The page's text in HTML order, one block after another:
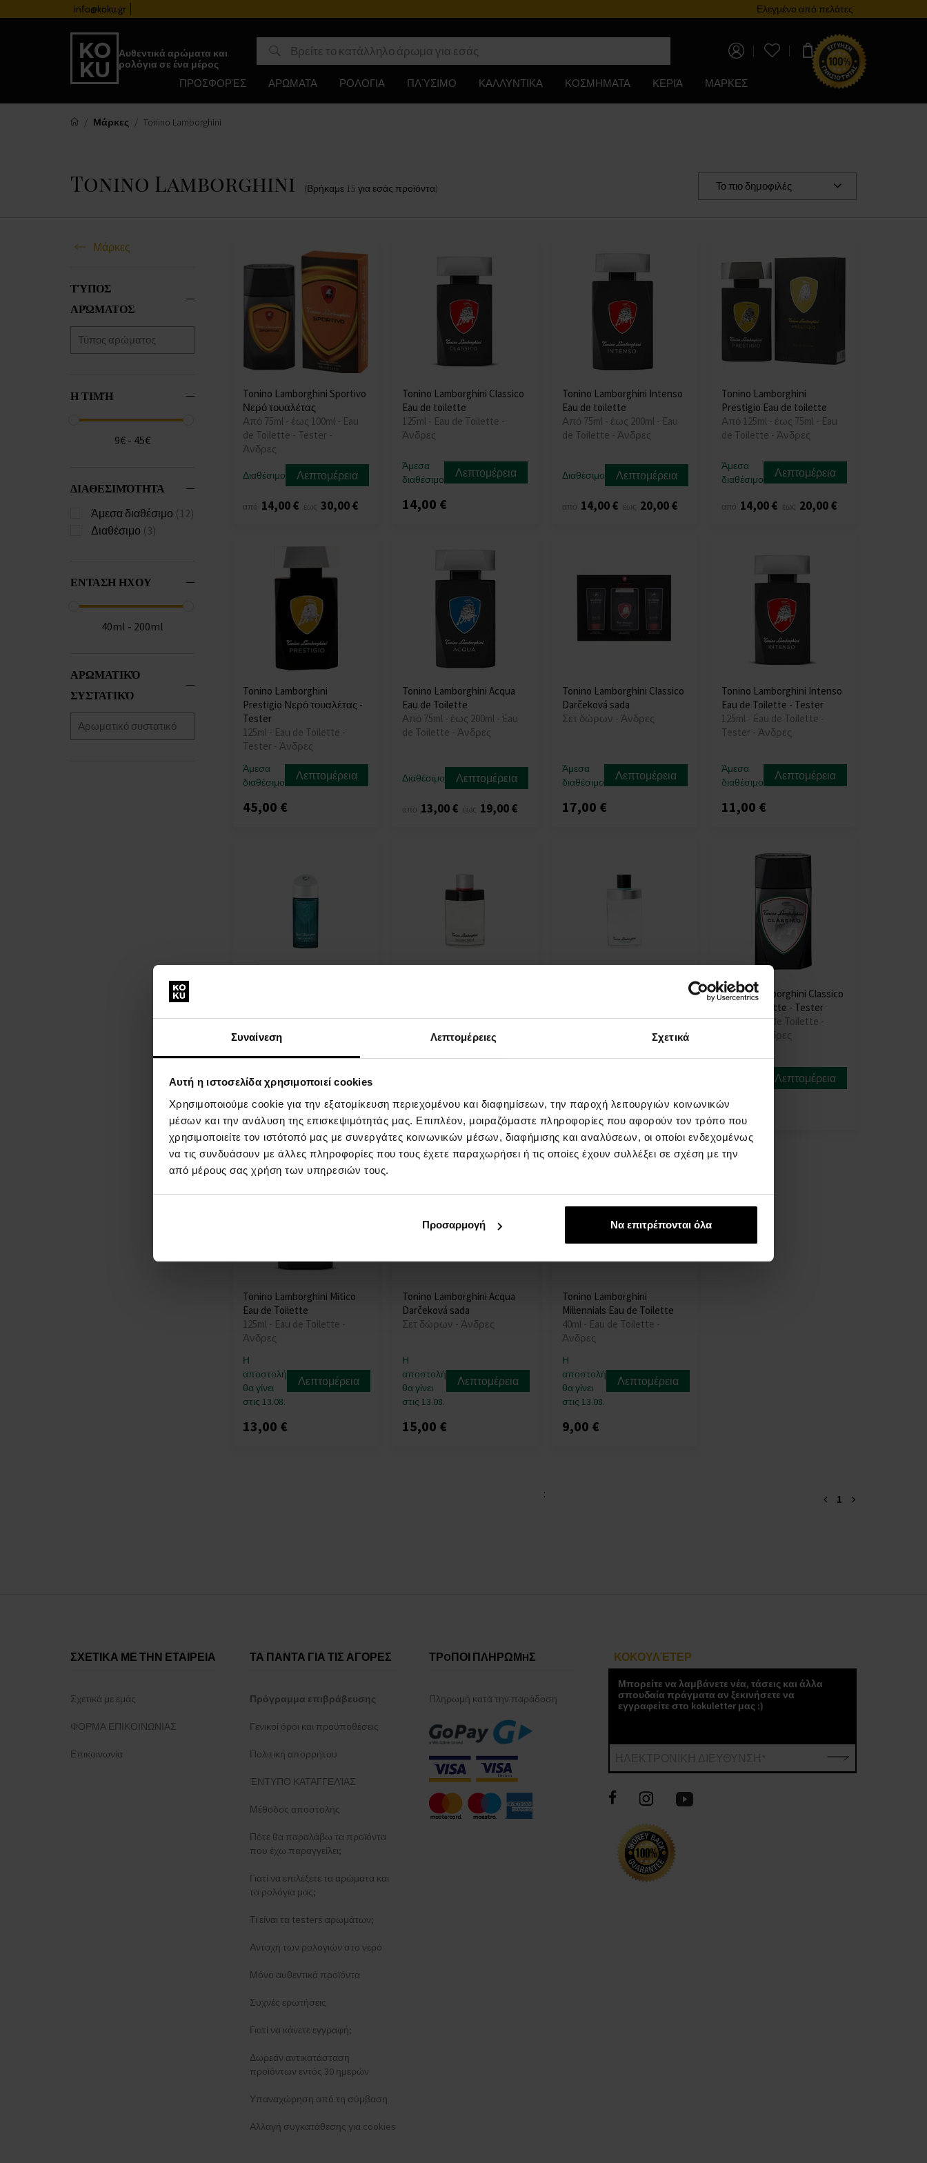
Συναίνεση Λεπτομέρειες Σχετικά
Αυτή η ιστοσελίδα χρησιμοποιεί cookies
Χρησιμοποιούμε cookie για την εξατομίκευση περιεχομένου και διαφημίσεων, την παροχή λειτουργιών κοινωνικών
μέσων και την ανάλυση της επισκεψιμότητάς μας. Επιπλέον, μοιραζόμαστε πληροφορίες που αφορούν τον τρόπο που
χρησιμοποιείτε τον ιστότοπό μας με συνεργάτες κοινωνικών μέσων, διαφήμισης και αναλύσεων, οι οποίοι ενδεχομένως
να τις συνδυάσουν με άλλες πληροφορίες που τους έχετε παραχωρήσει ή τις οποίες έχουν συλλέξει σε σχέση με την
από μέρους σας χρήση των υπηρεσιών τους.
Προσαρμογή Να επιτρέπονται όλα
info@koku.gr Πρόγραμμα επιβράβευσηςΕλεγμένο από πελάτες
Αυθεντικά αρώματα και
ρολόγια σε ένα μέρος
0,00 €
ΠΡΟΣΦΟΡΈΣ ΑΡΩΜΑΤΑ ΡΟΛΟΓΙΑ ΠΛΎΣΙΜΟ ΚΑΛΛΥΝΤΙΚΑ ΚΟΣΜΗΜΑΤΑ ΚΕΡΙΆ ΜΑΡΚΕΣ
Μάρκες Tonino Lamborghini
Tonino Lamborghini (Βρήκαμε 15 για εσάς προϊόντα) Το πιο δημοφιλές
Μάρκες
ΤΎΠΟΣ
ΑΡΏΜΑΤΟΣ
Η ΤΙΜΉ
9€ - 45€
ΔΙΑΘΕΣΙΜΌΤΗΤΑ
Άμεσα διαθέσιμο (12)
Διαθέσιμο (3)
ΕΝΤΑΣΗ ΗΧΟΥ
40ml - 200ml
ΑΡΩΜΑΤΙΚΌ
ΣΥΣΤΑΤΙΚΌ
Tonino Lamborghini Sportivo
Νερό τουαλέτας
Από 75ml - έως 100ml - Eau
de Toilette - Tester -
Άνδρες
Διαθέσιμο Λεπτομέρεια
από 14,00 € έως 30,00 €
Tonino Lamborghini Classico
Eau de toilette
125ml - Eau de Toilette -
Άνδρες
Άμεσα
διαθέσιμο
Λεπτομέρεια
14,00 €
Tonino Lamborghini Intenso
Eau de toilette
Από 75ml - έως 200ml - Eau
de Toilette - Άνδρες
Διαθέσιμο Λεπτομέρεια
από 14,00 € έως 20,00 €
Tonino Lamborghini
Prestigio Eau de toilette
Από 125ml - έως 75ml - Eau
de Toilette - Άνδρες
Άμεσα
διαθέσιμο
Λεπτομέρεια
από 14,00 € έως 20,00 €
Tonino Lamborghini
Prestigio Νερό τουαλέτας -
Tester
125ml - Eau de Toilette -
Tester - Άνδρες
Άμεσα
διαθέσιμο
Λεπτομέρεια
45,00 €
Tonino Lamborghini Acqua
Eau de Toilette
Από 75ml - έως 200ml - Eau
de Toilette - Άνδρες
Διαθέσιμο Λεπτομέρεια
από 13,00 € έως 19,00 €
Tonino Lamborghini Classico
Darčeková sada
Σετ δώρων - Άνδρες
Άμεσα
διαθέσιμο
Λεπτομέρεια
17,00 €
Tonino Lamborghini Intenso
Eau de Toilette - Tester
125ml - Eau de Toilette -
Tester - Άνδρες
Άμεσα
διαθέσιμο
Λεπτομέρεια
11,00 €
Aftershave
Από 40ml - έως 75ml - Eau de
διαθέσιμο
Λεπτομέρεια
12,00 € έως 16,00 €
Από 75ml - έως 125ml - Eau
de Toilette - Άνδρες
από 15,00 € 19,00 €
75ml - Eau de Toilette -
17,00 €
Tonino Lamborghini Classico
Eau de Toilette - Tester
100ml - Eau de Toilette -
Tester - Άνδρες
Λεπτομέρεια
12,00 €
Tonino Lamborghini Mitico
Eau de Toilette
125ml - Eau de Toilette -
Άνδρες
Η
αποστολή
θα γίνει
στις 13.08.
Λεπτομέρεια
13,00 €
Tonino Lamborghini Acqua
Darčeková sada
Σετ δώρων - Άνδρες
Η
αποστολή
θα γίνει
στις 13.08.
Λεπτομέρεια
15,00 €
Tonino Lamborghini
Millennials Eau de Toilette
40ml - Eau de Toilette -
Άνδρες
Η
αποστολή
θα γίνει
στις 13.08.
Λεπτομέρεια
9,00 €
: 1
ΣΧΕΤΙΚΑ ΜΕ ΤΗΝ ΕΤΑΙΡΕΙΑ
Σχετικά με εμάς
ΦΟΡΜΑ ΕΠΙΚΟΙΝΩΝΙΑΣ
Επικοινωνία
ΤΑ ΠΑΝΤΑ ΓΙΑ ΤΙΣ ΑΓΟΡΕΣ
Πρόγραμμα επιβράβευσης
Γενικοί όροι και προϋποθέσεις
Πολιτική απορρήτου
ΈΝΤΥΠΟ ΚΑΤΑΓΓΕΛΊΑΣ
Μέθοδος αποστολής
Πότε θα παραλάβω τα προϊόντα
που έχω παραγγείλει;
Γιατί να επιλέξετε τα αρώματα και
τα ρολόγια μας;
Τι είναι τα testers αρωμάτων;
Αντοχή των ρολογιών στο νερό
Μόνο αυθεντικά προϊόντα
Συχνές ερωτήσεις
Γιατί να κάνετε εγγραφή;
Δωρεάν αντικατάσταση
προϊόντων εντός 30 ημερών
Υπαναχώρηση από τη σύμβαση
Αλλαγή συγκατάθεσης για cookies
ΤΡOΠΟΙ ΠΛΗΡΩΜHΣ
Πληρωμή κατά την παράδοση
ΚΟΚΟΥΛΈΤΕΡ
Μπορείτε να λαμβάνετε νέα, τάσεις και άλλα
σπουδαία πράγματα αν ξεκινήσετε να
εγγραφείτε στο kokuletter μας :)